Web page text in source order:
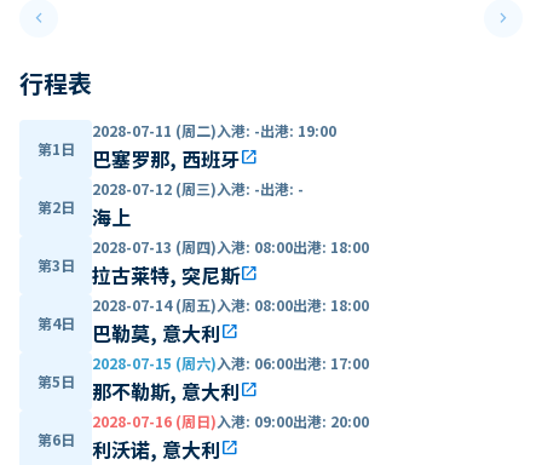
keyboard_arrow_leftPrevious slide keyboard_arrow_right
行程表
第1日
2028-07-11 (周二)入港: -出港: 19:00
巴塞罗那, 西班牙open_in_new
第2日
2028-07-12 (周三)入港: -出港: -
海上
第3日
2028-07-13 (周四)入港: 08:00出港: 18:00
拉古莱特, 突尼斯open_in_new
第4日
2028-07-14 (周五)入港: 08:00出港: 18:00
巴勒莫, 意大利open_in_new
第5日
2028-07-15 (周六)入港: 06:00出港: 17:00
那不勒斯, 意大利open_in_new
第6日
2028-07-16 (周日)入港: 09:00出港: 20:00
利沃诺, 意大利open_in_new